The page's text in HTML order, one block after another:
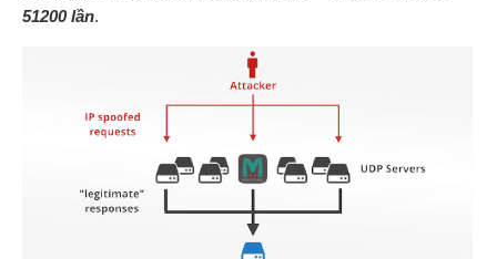
51200 lần.